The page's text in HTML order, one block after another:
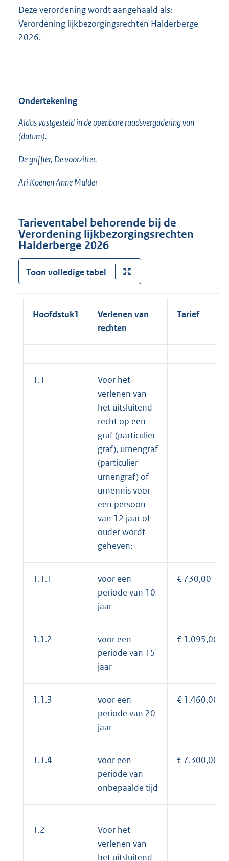
Deze verordening wordt aangehaald als:
Verordening lijkbezorgingsrechten Halderberge
2026.
Ondertekening
Aldus vastgesteld in de openbare raadsvergadering van
(datum).
De griffier, De voorzitter,
Ari Koenen Anne Mulder
Tarieventabel behorende bij de
Verordening lijkbezorgingsrechten
Halderberge 2026
Toon volledige tabel
Hoofdstuk1
Verlenen van
rechten
Tarief
1.1
Voor het
verlenen van
het uitsluitend
recht op een
graf (particulier
graf), urnengraf
(particulier
urnengraf) of
urnennis voor
een persoon
van 12 jaar of
ouder wordt
geheven:
1.1.1
voor een
periode van 10
jaar
€ 730,00
1.1.2
voor een
periode van 15
jaar
€ 1.095,00
1.1.3
voor een
periode van 20
jaar
€ 1.460,00
1.1.4
voor een
periode van
onbepaalde tijd
€ 7.300,00
1.2
Voor het
verlenen van
het uitsluitend